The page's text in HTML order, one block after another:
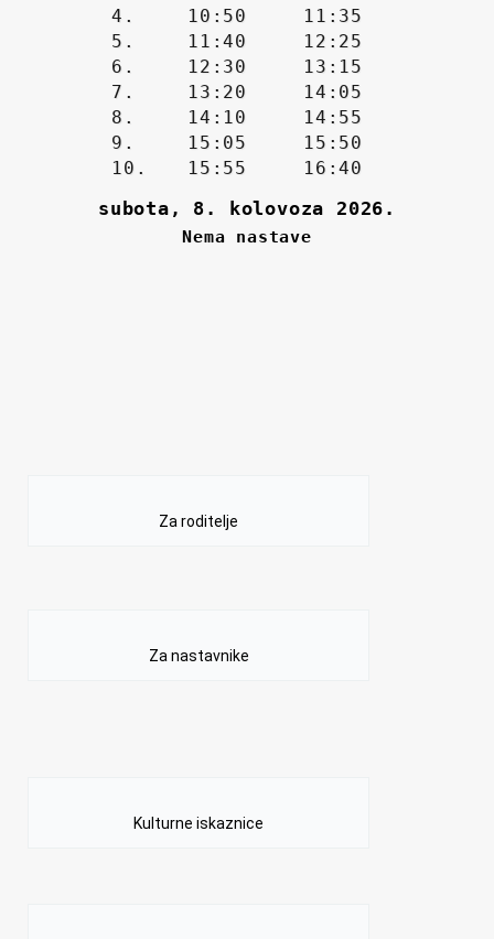
Za roditelje
Za nastavnike
Kulturne iskaznice